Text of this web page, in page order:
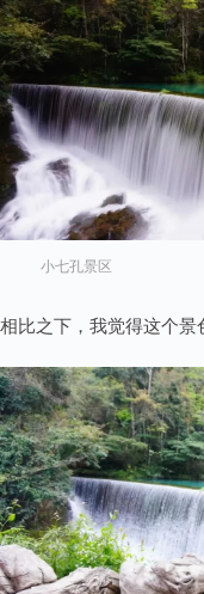
小七孔景区
相比之下，我觉得这个景